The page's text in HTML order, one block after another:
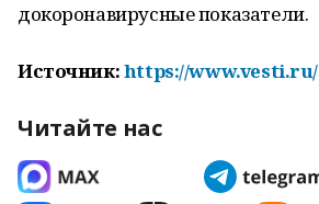
докоронавирусные показатели.
Источник:https://www.vesti.ru/
Читайте нас